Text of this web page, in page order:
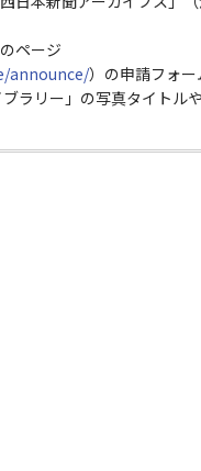
ページ
announce/）の申請フォ
ラリー」の写真タイトル